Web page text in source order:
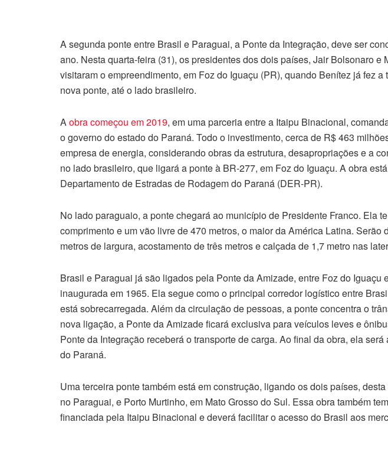
A segunda ponte entre Brasil e Paraguai, a Ponte da Integração, deve ser
ano. Nesta quarta-feira (31), os presidentes dos dois países, Jair Bolsonaro e
visitaram o empreendimento, em Foz do Iguaçu (PR), quando Benítez já fez
nova ponte, até o lado brasileiro.
Aobra começou em 2019, em uma parceria entre a Itaipu Binacional,
o governo do estado do Paraná. Todo o investimento, cerca de R$ 463
empresa de energia, considerando obras da estrutura, desapropriações e a
no lado brasileiro, que ligará a ponte à BR-277, em Foz do Iguaçu. A obra
Departamento de Estradas de Rodagem do Paraná (DER-PR).
No lado paraguaio, a ponte chegará ao município de Presidente Franco. Ela
comprimento e um vão livre de 470 metros, o maior da América Latina. Serão
metros de largura, acostamento de três metros e calçada de 1,7 metro nas
Brasil e Paraguai já são ligados pela Ponte da Amizade, entre Foz do Iguaçu
inaugurada em 1965. Ela segue como o principal corredor logístico entre
está sobrecarregada. Além da circulação de pessoas, a ponte concentra o
nova ligação, a Ponte da Amizade ficará exclusiva para veículos leves e
Ponte da Integração receberá o transporte de carga. Ao final da obra, ela
do Paraná.
Uma terceira ponte também está em construção, ligando os dois países,
no Paraguai, e Porto Murtinho, em Mato Grosso do Sul. Essa obra também
financiada pela Itaipu Binacional e deverá facilitar o acesso do Brasil aos